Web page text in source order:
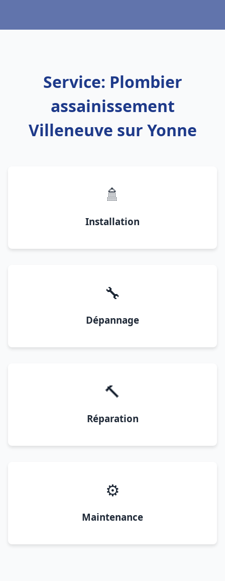
Service: Plombier
assainissement
Villeneuve sur Yonne
🚿
Installation
🔧
Dépannage
🔨
Réparation
⚙️
Maintenance